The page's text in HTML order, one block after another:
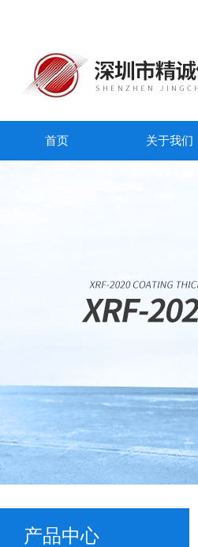
首页 关于我们
产品中心